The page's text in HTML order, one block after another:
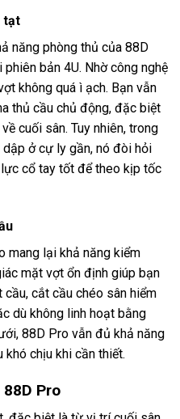
tạt
năng phòng thủ của 88D
bản 4U. Nhờ công nghệ
không quá ì ạch. Bạn vẫn
thủ cầu chủ động, đặc biệt
cuối sân. Tuy nhiên, trong
ở cự ly gần, nó đòi hỏi
cổ tay tốt để theo kịp tốc
mang lại khả năng kiểm
mặt vợt ổn định giúp bạn
cắt cầu chéo sân hiểm
dù không linh hoạt bằng
88D Pro vẫn đủ khả năng
khó chịu khi cần thiết.
Pro